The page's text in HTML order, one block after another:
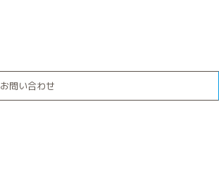
お問い合わせ